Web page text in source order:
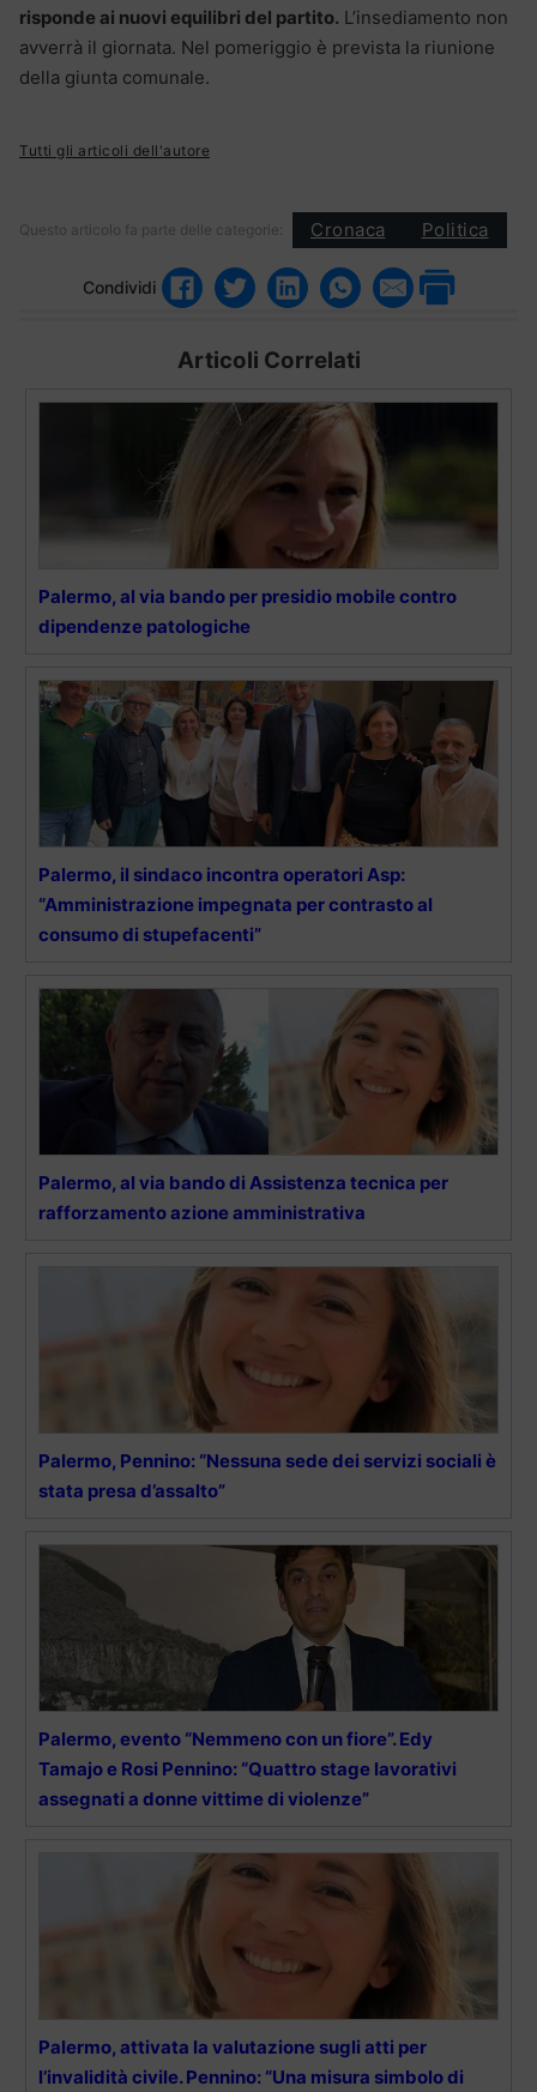
risponde ai nuovi equilibri del partito. L’insediamento non
avverrà il giornata. Nel pomeriggio è prevista la riunione
della giunta comunale.
Tutti gli articoli dell'autore
Questo articolo fa parte delle categorie: Cronaca Politica
Condividi
Articoli Correlati
Palermo, al via bando per presidio mobile contro
dipendenze patologiche
Palermo, il sindaco incontra operatori Asp:
“Amministrazione impegnata per contrasto al
consumo di stupefacenti”
Palermo, al via bando di Assistenza tecnica per
rafforzamento azione amministrativa
Palermo, Pennino: “Nessuna sede dei servizi sociali è
stata presa d’assalto”
Palermo, evento “Nemmeno con un fiore”. Edy
Tamajo e Rosi Pennino: “Quattro stage lavorativi
assegnati a donne vittime di violenze”
Palermo, attivata la valutazione sugli atti per
l’invalidità civile. Pennino: “Una misura simbolo di